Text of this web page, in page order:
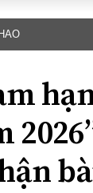
luật
Góc
Hồ sơ
An ninh